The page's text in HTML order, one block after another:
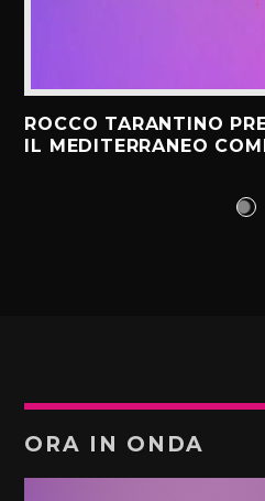
ROCCO TARANTINO
IL MEDITERRANEO
ORA IN ONDA